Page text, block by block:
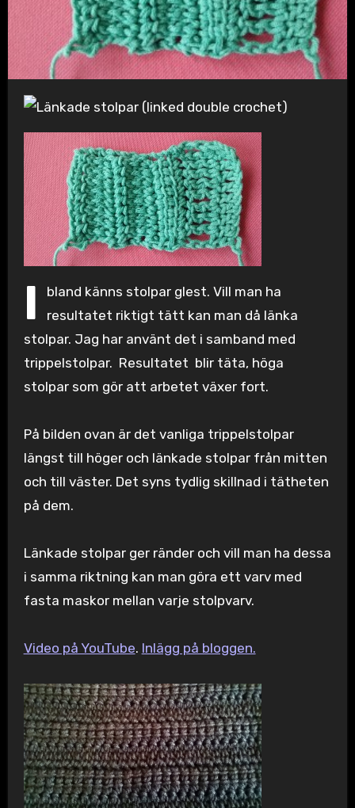
I
bland känns stolpar glest. Vill man ha
resultatet riktigt tätt kan man då länka
stolpar. Jag har använt det i samband med
trippelstolpar. Resultatet blir täta, höga
stolpar som gör att arbetet växer fort.
På bilden ovan är det vanliga trippelstolpar
längst till höger och länkade stolpar från mitten
och till väster. Det syns tydlig skillnad i tätheten
på dem.
Länkade stolpar ger ränder och vill man ha dessa
i samma riktning kan man göra ett varv med
fasta maskor mellan varje stolpvarv.
Video på YouTube. Inlägg på bloggen.